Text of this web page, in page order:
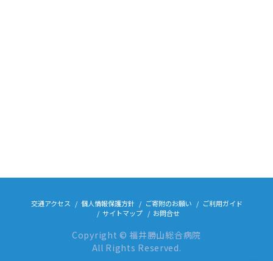
交通アクセス 個人情報保護方針 ご寄附のお願い
ご利用ガイド
サイトマップ
お問合せ
Copyright © 福井勝山総合病院
All Rights Reserved.